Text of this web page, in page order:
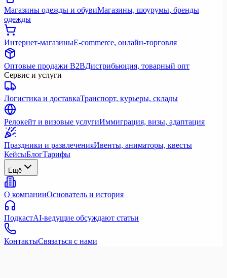
Магазины одежды и обувиМагазины, шоурумы, бренды
одежды
Интернет-магазиныE-commerce, онлайн-торговля
Оптовые продажи B2BДистрибьюция, товарный опт
Сервис и услуги
Логистика и доставкаТранспорт, курьеры, склады
Релокейт и визовые услугиИммиграция, визы, адаптация
Праздники и развлеченияИвенты, аниматоры, квесты
КейсыБлогТарифы
Ещё
О компанииОснователь и история
ПодкастAI-ведущие обсуждают статьи
КонтактыСвязаться с нами